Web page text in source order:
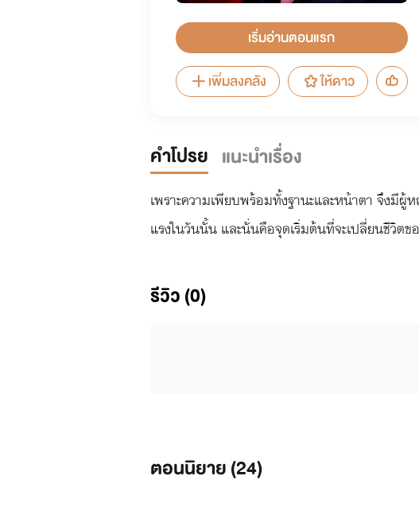
เริ่มอ่านตอนแรก
เพิ่มลงคลัง
ให้ดาว
คำโปรย แนะนำเรื่อง
เพราะความเพียบพร้อมทั้งฐานะและหน้าตา จึงมี
แรงในวันนั้น และนั่นคือจุดเริ่มต้นที่จะเปลี่ยนชีวิตข
รีวิว (0)
ตอนนิยาย (24)